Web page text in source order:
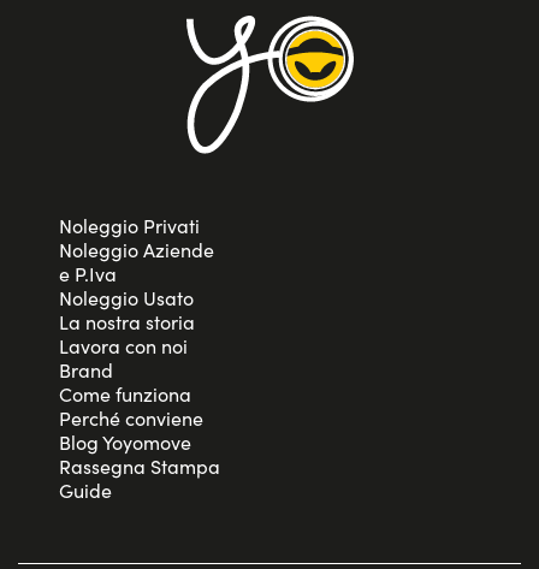
Noleggio Privati
Noleggio Aziende
e P.Iva
Noleggio Usato
La nostra storia
Lavora con noi
Brand
Come funziona
Perché conviene
Blog Yoyomove
Rassegna Stampa
Guide